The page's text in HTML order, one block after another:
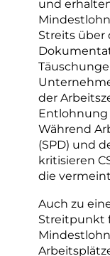
und
Streits über
der
Entlohnung
Während
(SPD) und
kritisieren
die
Auch zu
Streitpunkt